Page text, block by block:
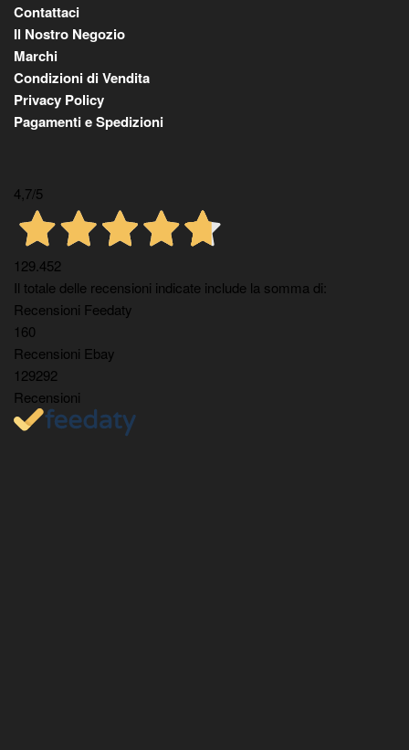
Contattaci
Il Nostro Negozio
Marchi
Condizioni di Vendita
Privacy Policy
Pagamenti e Spedizioni
4,7/5
129.452
Il totale delle recensioni indicate include la somma di:
Recensioni Feedaty
160
Recensioni Ebay
129292
Recensioni